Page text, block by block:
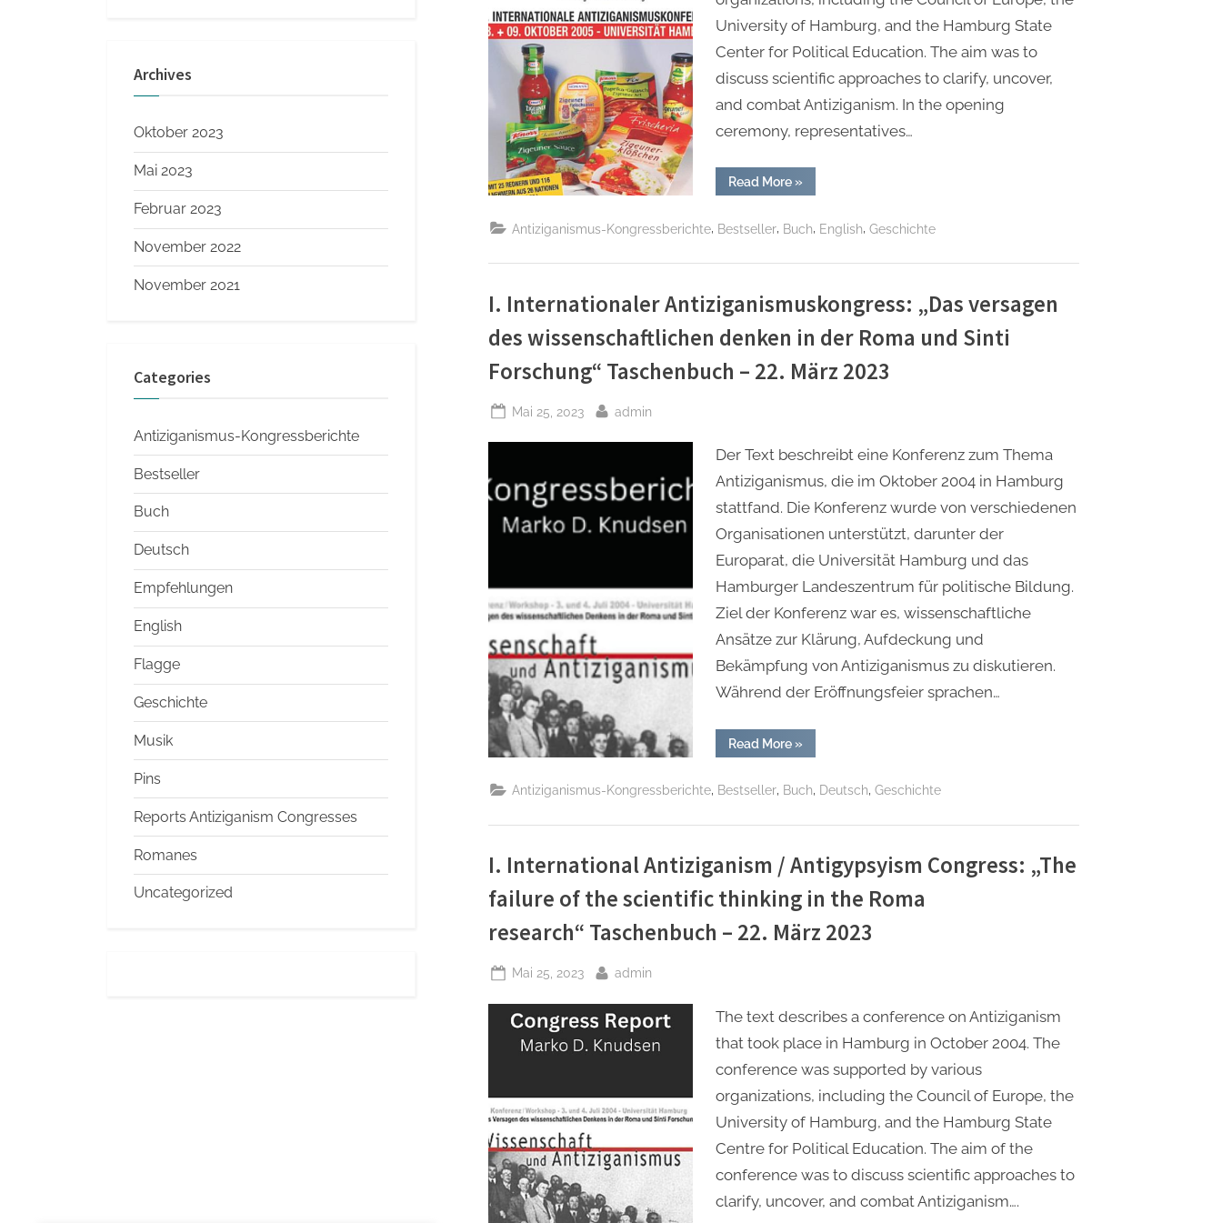
University of Hamburg, and the Hamburg State
Center for Political Education. The aim was to
discuss scientific approaches to clarify, uncover,
and combat Antiziganism. In the opening
ceremony, representatives…
Read More“II.
International
Antigypsyism
Praxis“ Taschenbuch
–
März
2023”
»
Antiziganismus-Kongressberichte Bestseller Buch English Geschichte
I. Internationaler Antiziganismuskongress: „Das versagen
des wissenschaftlichen denken in der Roma und Sinti
Forschung“ Taschenbuch – 22. März 2023
Posted
Mai 25, 2023 By
admin
Der Text beschreibt eine Konferenz zum Thema
Antiziganismus, die im Oktober 2004 in Hamburg
stattfand. Die Konferenz wurde von verschiedenen
Organisationen unterstützt, darunter der
Europarat, die Universität Hamburg und das
Hamburger Landeszentrum für politische Bildung.
Ziel der Konferenz war es, wissenschaftliche
Ansätze zur Klärung, Aufdeckung und
Bekämpfung von Antiziganismus zu diskutieren.
Während der Eröffnungsfeier sprachen…
Read More“I.
Internationaler
versagen
der
Roma
Sinti
Forschung“ Taschenbuch
–
22.
»
Antiziganismus-Kongressberichte Bestseller Buch Deutsch Geschichte
I. International Antiziganism / Antigypsyism Congress: „The
failure of the scientific thinking in the Roma
research“ Taschenbuch – 22. März 2023
Posted
Mai 25, 2023 By
admin
The text describes a conference on Antiziganism
that took place in Hamburg in October 2004. The
conference was supported by various
organizations, including the Council of Europe, the
University of Hamburg, and the Hamburg State
Centre for Political Education. The aim of the
conference was to discuss scientific approaches to
clarify, uncover, and combat Antiziganism….
Archives
Oktober 2023
Mai 2023
Februar 2023
November 2022
November 2021
Categories
Antiziganismus-Kongressberichte
Bestseller
Buch
Deutsch
Empfehlungen
English
Flagge
Geschichte
Musik
Pins
Reports Antiziganism Congresses
Romanes
Uncategorized